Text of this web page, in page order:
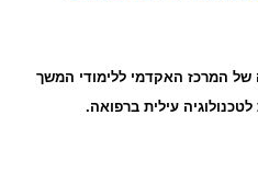
המרכז האקדמי ללימודי המשך
עילית ברפואה.